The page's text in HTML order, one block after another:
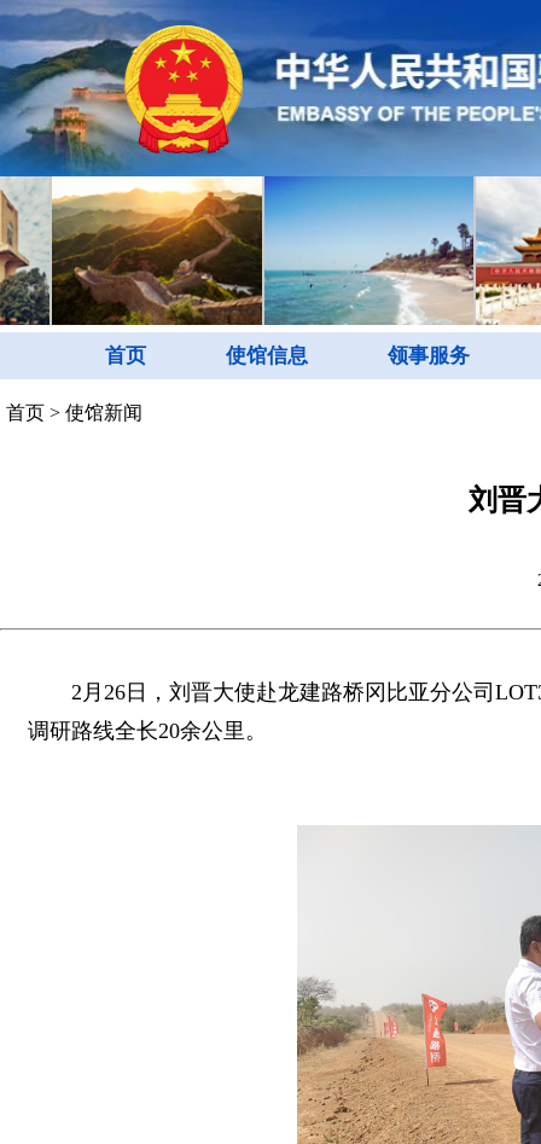
首页 使馆信息 领事服务
首页 > 使馆新闻
刘晋
2月26日，刘晋大使赴龙建路桥冈比亚分公司
调研路线全长20余公里。